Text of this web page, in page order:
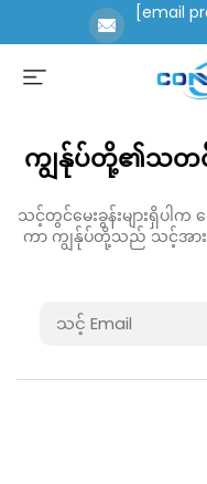
[email
ကျွန်ုပ်တို့၏သတင်
သင့်တွင်မေးခွန်းများရှိပါက
ကာ ကျွန်ုပ်တို့သည် သင့်အာ